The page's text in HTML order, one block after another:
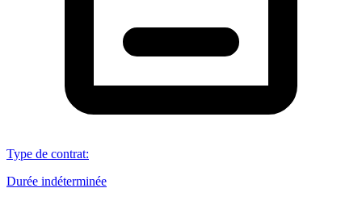
Type de contrat:
Durée indéterminée